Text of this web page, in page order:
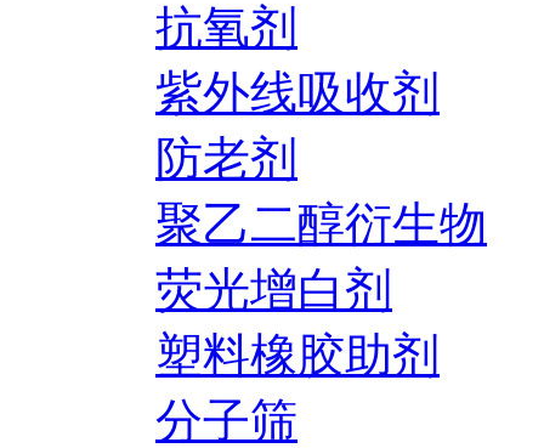
抗氧剂
紫外线吸收剂
防老剂
聚乙二醇衍生物
荧光增白剂
塑料橡胶助剂
分子筛